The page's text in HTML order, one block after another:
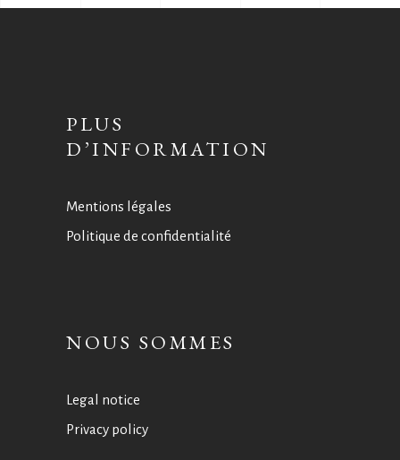
PLUS
D’INFORMATION
Mentions légales
Politique de confidentialité
NOUS SOMMES
Legal notice
Privacy policy